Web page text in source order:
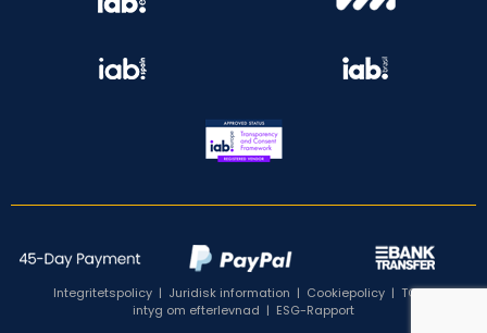
Integritetspolicy | Juridisk information | Cookiepolicy | TCF:s
intyg om efterlevnad | ESG-Rapport